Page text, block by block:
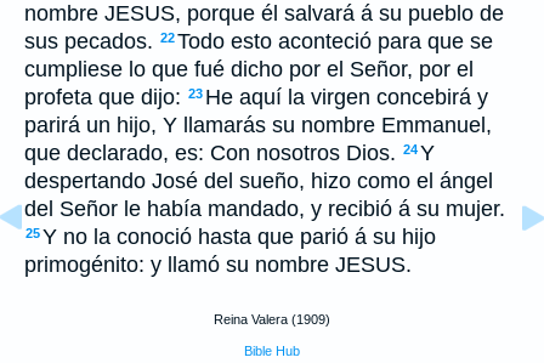
nombre JESUS, porque él salvará á su pueblo de
sus pecados. 22Todo esto aconteció para que se
cumpliese lo que fué dicho por el Señor, por el
profeta que dijo: 23 He aquí la virgen concebirá y
parirá un hijo, Y llamarás su nombre Emmanuel,
que declarado, es: Con nosotros Dios. 24Y
despertando José del sueño, hizo como el ángel
del Señor le había mandado, y recibió á su mujer.
25Y no la conoció hasta que parió á su hijo
primogénito: y llamó su nombre JESUS.
Reina Valera (1909)
Bible Hub